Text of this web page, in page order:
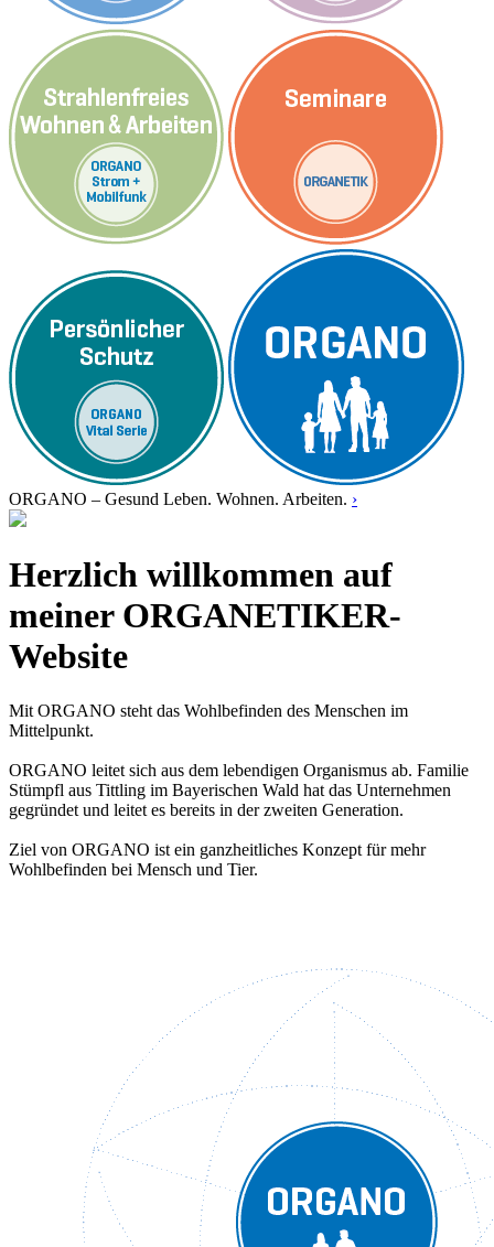
ORGANO – Gesund Leben. Wohnen. Arbeiten. ›
Herzlich willkommen auf
meiner ORGANETIKER-
Website
Mit ORGANO steht das Wohlbefinden des Menschen im
Mittelpunkt.
ORGANO leitet sich aus dem lebendigen Organismus ab. Familie
Stümpfl aus Tittling im Bayerischen Wald hat das Unternehmen
gegründet und leitet es bereits in der zweiten Generation.
Ziel von ORGANO ist ein ganzheitliches Konzept für mehr
Wohlbefinden bei Mensch und Tier.